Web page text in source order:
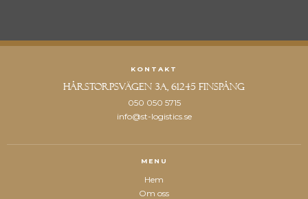
KONTAKT
Hårstorpsvägen 3a, 61245 Finspång
050 050 5715
info@st-logistics.se
MENU
Hem
Om oss